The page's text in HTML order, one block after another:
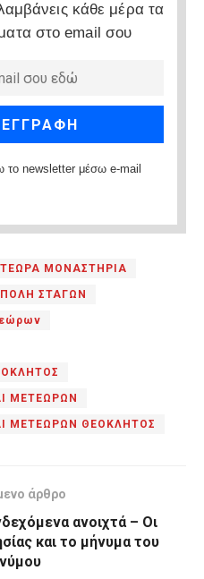
κάθε μέρα τα
στο email σου
το newsletter μέσω e-mail
ΜΟΝΑΣΤΗΡΙΑ
ΣΤΑΓΩΝ
ΜΕΤΕΩΡΩΝ
ΜΕΤΕΩΡΩΝ ΘΕΟΚΛΗΤΟΣ
άρθρο
ανοιχτά – Οι
και το μήνυμα του